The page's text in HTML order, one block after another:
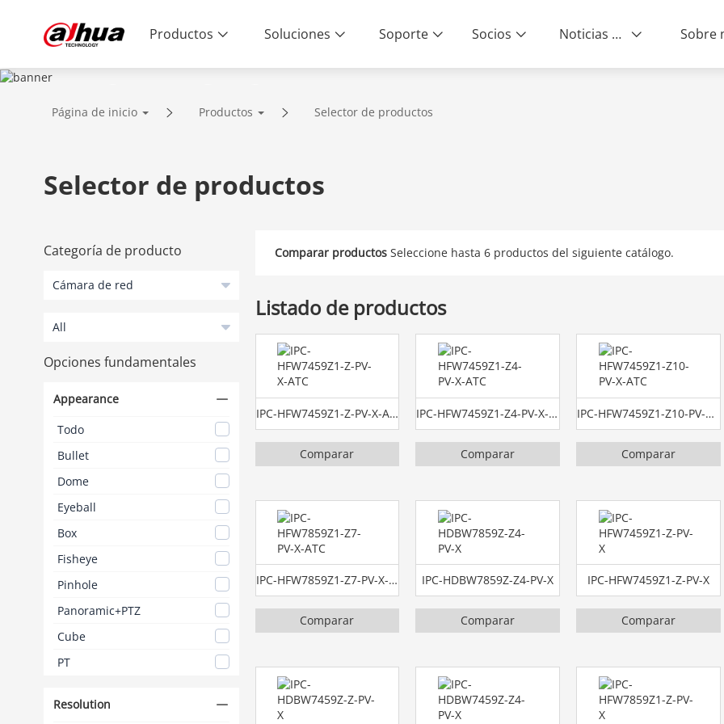
Productos Soluciones Soporte Socios Noticias & Eventos
PRODUCTS
Página de inicio Productos Selector de productos
Selector de productos
Categoría de producto
Opciones fundamentales
Appearance
Todo
Bullet
Dome
Eyeball
Box
Fisheye
Pinhole
Panoramic+PTZ
Cube
PT
Resolution
Comparar productosSeleccione hasta 6 productos del siguiente catálogo.
Listado de productos
IPC-HFW7459Z1-Z-PV-X-ATC
Comparar
IPC-HFW7459Z1-Z4-PV-X-ATC
Comparar
IPC-HFW7459Z1-Z10-PV-X-ATC
Comparar
IPC-HFW7859Z1-Z7-PV-X-ATC
Comparar
IPC-HDBW7859Z-Z4-PV-X
Comparar
IPC-HFW7459Z1-Z-PV-X
Comparar